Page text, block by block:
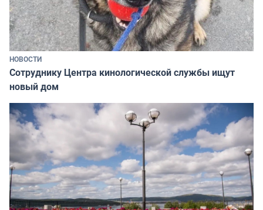
НОВОСТИ
Сотруднику Центра кинологической службы ищут
новый дом